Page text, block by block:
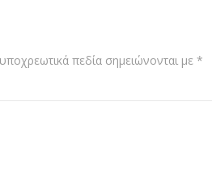
πεδία σημειώνονται με *